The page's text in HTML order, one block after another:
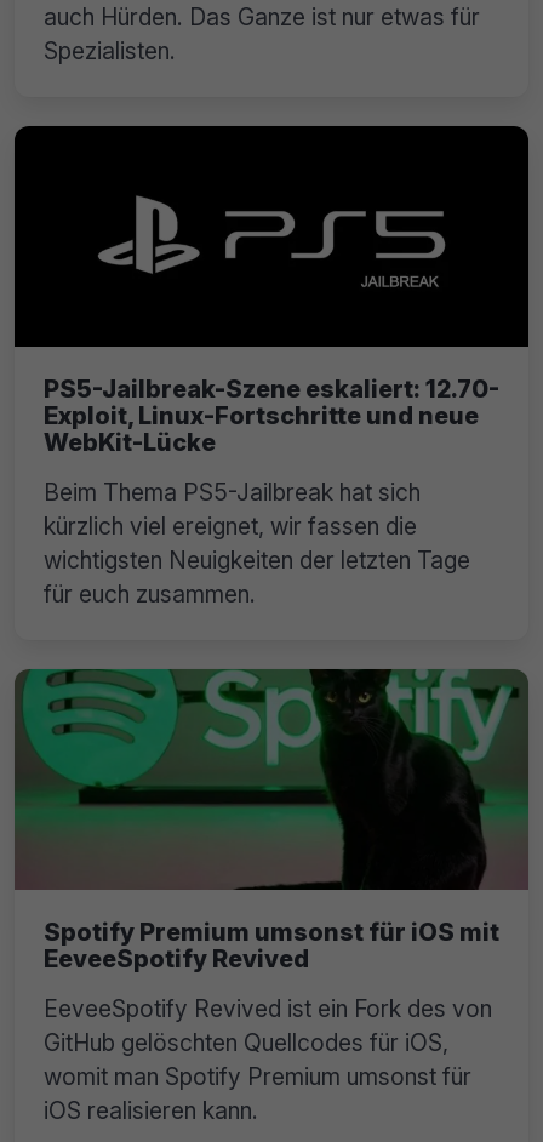
auch Hürden. Das Ganze ist nur etwas für
Spezialisten.
PS5-Jailbreak-Szene eskaliert: 12.70-
Exploit, Linux-Fortschritte und neue
WebKit-Lücke
Beim Thema PS5-Jailbreak hat sich
kürzlich viel ereignet, wir fassen die
wichtigsten Neuigkeiten der letzten Tage
für euch zusammen.
Spotify Premium umsonst für iOS mit
EeveeSpotify Revived
EeveeSpotify Revived ist ein Fork des von
GitHub gelöschten Quellcodes für iOS,
womit man Spotify Premium umsonst für
iOS realisieren kann.